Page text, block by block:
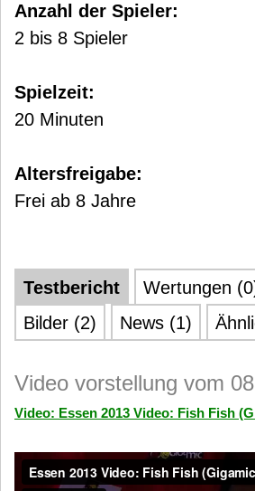
Anzahl der Spieler:
2 bis 8 Spieler
Spielzeit:
20 Minuten
Altersfreigabe:
Frei ab 8 Jahre
Testbericht Wertungen
Bilder (2)
News (1)
Video vorstellung vom
Video: Essen 2013 Video: Fish Fish